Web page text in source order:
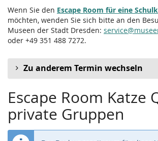
Wenn Sie den Escape Room für eine
möchten, wenden Sie sich bitte an den
Museen der Stadt Dresden:
oder +49 351 488 7272.
Zu anderem Termin wechseln
Escape Room Katze
private Gruppen